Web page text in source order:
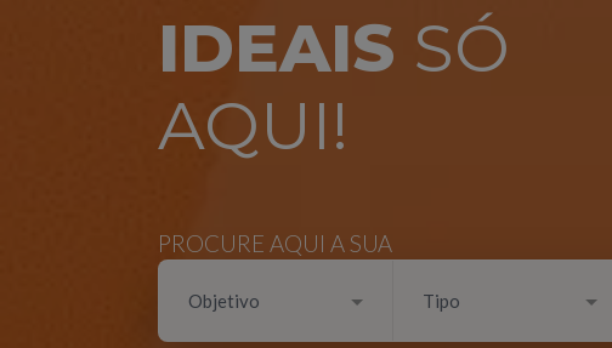
IDEAIS SÓ
AQUI!
PROCURE AQUI A SUA
Objetivo Tipo